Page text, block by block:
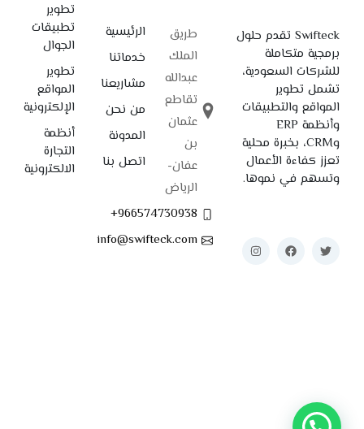
Swifteck تقدم حلول
برمجية متكاملة
للشركات السعودية،
تشمل تطوير
المواقع والتطبيقات
وأنظمة ERP
وCRM، بخبرة محلية
تعزز كفاءة الأعمال
وتسهم في نموها.
طريق
الملك
عبدالله
تقاطع
عثمان
بن
عفان-
الرياض
966574730938+
info@swifteck.com
الرئيسية
خدماتنا
مشاريعنا
من نحن
المدونة
اتصل بنا
تطوير
تطبيقات
الجوال
تطوير
المواقع
الإلكترونية
أنظمة
التجارة
الالكترونية